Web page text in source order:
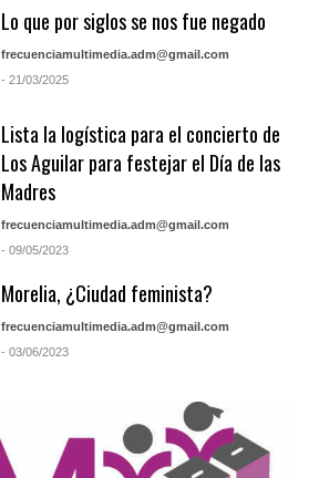
Lo que por siglos se nos fue negado
frecuenciamultimedia.adm@gmail.com
- 21/03/2025
Lista la logística para el concierto de
Los Aguilar para festejar el Día de las
Madres
frecuenciamultimedia.adm@gmail.com
- 09/05/2023
Morelia, ¿Ciudad feminista?
frecuenciamultimedia.adm@gmail.com
- 03/06/2023